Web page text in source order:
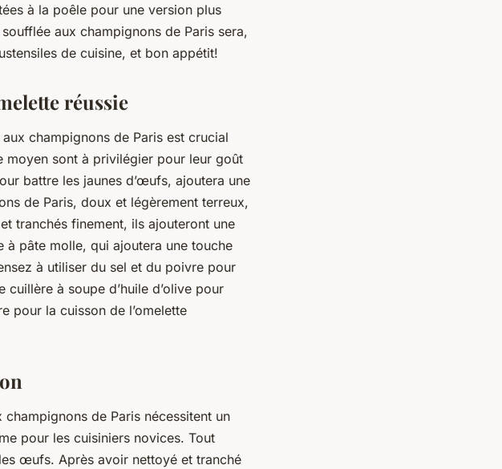
à la poêle pour une version plus
aux champignons de Paris sera,
ustensiles de cuisine, et bon appétit!
réussie
champignons de Paris est crucial
sont à privilégier pour leur goût
battre les jaunes d’œufs, ajoutera une
de Paris, doux et légèrement terreux,
tranchés finement, ils ajouteront une
à pâte molle, qui ajoutera une touche
à utiliser du sel et du poivre pour
cuillère à soupe d’huile d’olive pour
pour la cuisson de l’omelette
champignons de Paris nécessitent un
pour les cuisiniers novices. Tout
œufs. Après avoir nettoyé et tranché